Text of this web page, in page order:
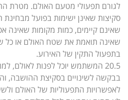
לגורם תפעולי מטעם האולם. מטרת
סקיצות שאינן ישימות בפועל
שאינם קיימים, כמות מקומות שאינה
שאינה תואמת את שטח האולם או כל
בתפעול התקין של האירוע.
20.5 המשתמש יוכל לפנות לאולם,
בבקשה לשינויים בסקיצת ההושבה,
לאפשרויות התפעוליות של האולם